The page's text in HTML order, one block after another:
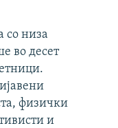
со низа
во десет
физички
и